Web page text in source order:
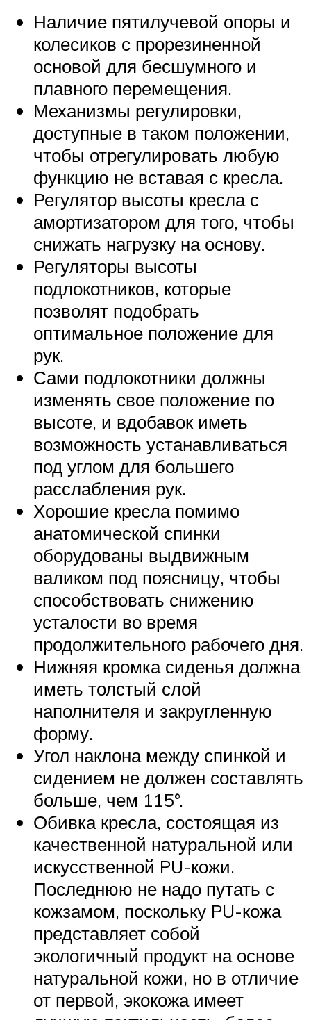
Наличие пятилучевой опоры и
колесиков с прорезиненной
основой для бесшумного и
плавного перемещения.
Механизмы регулировки,
доступные в таком положении,
чтобы отрегулировать любую
функцию не вставая с кресла.
Регулятор высоты кресла с
амортизатором для того, чтобы
снижать нагрузку на основу.
Регуляторы высоты
подлокотников, которые
позволят подобрать
оптимальное положение для
рук.
Сами подлокотники должны
изменять свое положение по
высоте, и вдобавок иметь
возможность устанавливаться
под углом для большего
расслабления рук.
Хорошие кресла помимо
анатомической спинки
оборудованы выдвижным
валиком под поясницу, чтобы
способствовать снижению
усталости во время
продолжительного рабочего дня.
Нижняя кромка сиденья должна
иметь толстый слой
наполнителя и закругленную
форму.
Угол наклона между спинкой и
сидением не должен составлять
больше, чем 115°.
Обивка кресла, состоящая из
качественной натуральной или
искусственной PU-кожи.
Последнюю не надо путать с
кожзамом, поскольку PU-кожа
представляет собой
экологичный продукт на основе
натуральной кожи, но в отличие
от первой, экокожа имеет